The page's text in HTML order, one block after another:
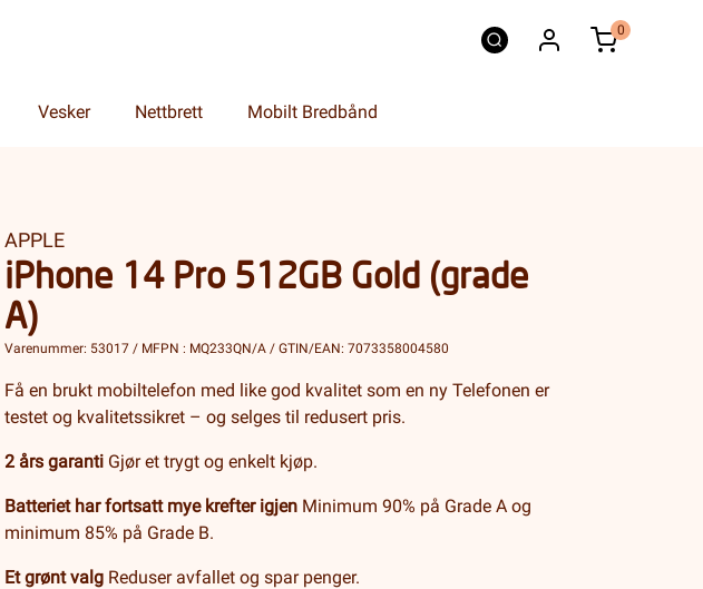
0
Vesker Nettbrett Mobilt Bredbånd
APPLE
iPhone 14 Pro 512GB Gold (grade
A)
Varenummer: 53017 / MFPN : MQ233QN/A / GTIN/EAN: 7073358004580
Få en brukt mobiltelefon med like god kvalitet som en ny Telefonen er
testet og kvalitetssikret – og selges til redusert pris.
2 års garanti Gjør et trygt og enkelt kjøp.
Batteriet har fortsatt mye krefter igjen Minimum 90% på Grade A og
minimum 85% på Grade B.
Et grønt valg Reduser avfallet og spar penger.